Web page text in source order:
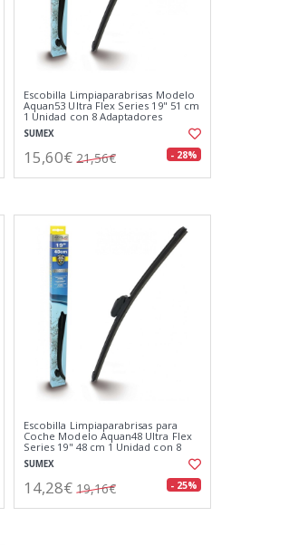
Escobilla Limpiaparabrisas Modelo
Aquan53 Ultra Flex Series 19" 51 cm
1 Unidad con 8 Adaptadores
SUMEX
15,60€ 21,56€ - 28%
Escobilla Limpiaparabrisas para
Coche Modelo Aquan48 Ultra Flex
Series 19" 48 cm 1 Unidad con 8
Adaptadores
SUMEX
14,28€ 19,16€ - 25%